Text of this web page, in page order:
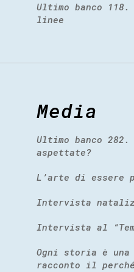
Ultimo banco
linee
Media
Ultimo banco 282.
aspettate?
L’arte di essere
Intervista
Intervista al
Ogni storia è
racconto il